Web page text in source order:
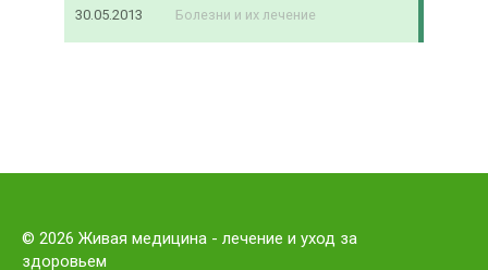
30.05.2013 Болезни и их лечение
© 2026 Живая медицина - лечение и уход за
здоровьем